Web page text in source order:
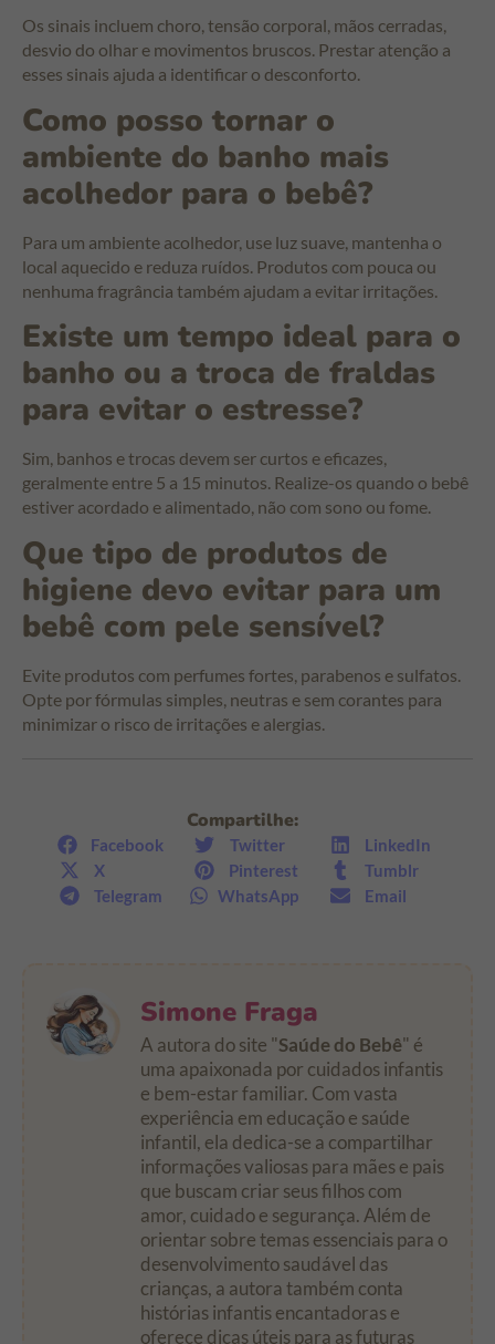
Os sinais incluem choro, tensão corporal, mãos cerradas,
desvio do olhar e movimentos bruscos. Prestar atenção a
esses sinais ajuda a identificar o desconforto.
Como posso tornar o
ambiente do banho mais
acolhedor para o bebê?
Para um ambiente acolhedor, use luz suave, mantenha o
local aquecido e reduza ruídos. Produtos com pouca ou
nenhuma fragrância também ajudam a evitar irritações.
Existe um tempo ideal para o
banho ou a troca de fraldas
para evitar o estresse?
Sim, banhos e trocas devem ser curtos e eficazes,
geralmente entre 5 a 15 minutos. Realize-os quando o bebê
estiver acordado e alimentado, não com sono ou fome.
Que tipo de produtos de
higiene devo evitar para um
bebê com pele sensível?
Evite produtos com perfumes fortes, parabenos e sulfatos.
Opte por fórmulas simples, neutras e sem corantes para
minimizar o risco de irritações e alergias.
Compartilhe:
Facebook Twitter
LinkedIn
X
Pinterest
Tumblr
Telegram
WhatsApp Email
Simone Fraga
A autora do site "Saúde do Bebê" é
uma apaixonada por cuidados infantis
e bem-estar familiar. Com vasta
experiência em educação e saúde
infantil, ela dedica-se a compartilhar
informações valiosas para mães e pais
que buscam criar seus filhos com
amor, cuidado e segurança. Além de
orientar sobre temas essenciais para o
desenvolvimento saudável das
crianças, a autora também conta
histórias infantis encantadoras e
oferece dicas úteis para as futuras